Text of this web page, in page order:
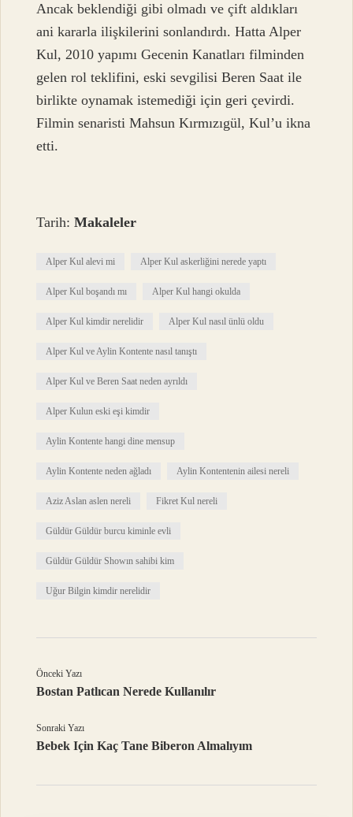
Ancak beklendiği gibi olmadı ve çift aldıkları
ani kararla ilişkilerini sonlandırdı. Hatta Alper
Kul, 2010 yapımı Gecenin Kanatları filminden
gelen rol teklifini, eski sevgilisi Beren Saat ile
birlikte oynamak istemediği için geri çevirdi.
Filmin senaristi Mahsun Kırmızıgül, Kul’u ikna
etti.
Tarih:Makaleler
Alper Kul alevi mi Alper Kul askerliğini nerede yaptı
Alper Kul boşandı mı Alper Kul hangi okulda
Alper Kul kimdir nerelidir Alper Kul nasıl ünlü oldu
Alper Kul ve Aylin Kontente nasıl tanıştı
Alper Kul ve Beren Saat neden ayrıldı
Alper Kulun eski eşi kimdir
Aylin Kontente hangi dine mensup
Aylin Kontente neden ağladı Aylin Kontentenin ailesi nereli
Aziz Aslan aslen nereli Fikret Kul nereli
Güldür Güldür burcu kiminle evli
Güldür Güldür Showın sahibi kim
Uğur Bilgin kimdir nerelidir
Önceki Yazı
Bostan Patlıcan Nerede Kullanılır
Sonraki Yazı
Bebek Için Kaç Tane Biberon Almalıyım